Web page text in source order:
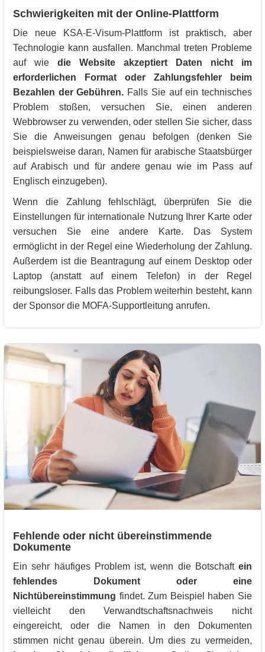
Schwierigkeiten mit der Online-Plattform
Die neue KSA-E-Visum-Plattform ist praktisch, aber
Technologie kann ausfallen. Manchmal treten Probleme
auf wie die Website akzeptiert Daten nicht im
erforderlichen Format oder Zahlungsfehler beim
Bezahlen der Gebühren. Falls Sie auf ein technisches
Problem stoßen, versuchen Sie, einen anderen
Webbrowser zu verwenden, oder stellen Sie sicher, dass
Sie die Anweisungen genau befolgen (denken Sie
beispielsweise daran, Namen für arabische Staatsbürger
auf Arabisch und für andere genau wie im Pass auf
Englisch einzugeben).
Wenn die Zahlung fehlschlägt, überprüfen Sie die
Einstellungen für internationale Nutzung Ihrer Karte oder
versuchen Sie eine andere Karte. Das System
ermöglicht in der Regel eine Wiederholung der Zahlung.
Außerdem ist die Beantragung auf einem Desktop oder
Laptop (anstatt auf einem Telefon) in der Regel
reibungsloser. Falls das Problem weiterhin besteht, kann
der Sponsor die MOFA-Supportleitung anrufen.
Fehlende oder nicht übereinstimmende
Dokumente
Ein sehr häufiges Problem ist, wenn die Botschaft ein
fehlendes Dokument oder eine
Nichtübereinstimmung findet. Zum Beispiel haben Sie
vielleicht den Verwandtschaftsnachweis nicht
eingereicht, oder die Namen in den Dokumenten
stimmen nicht genau überein. Um dies zu vermeiden,